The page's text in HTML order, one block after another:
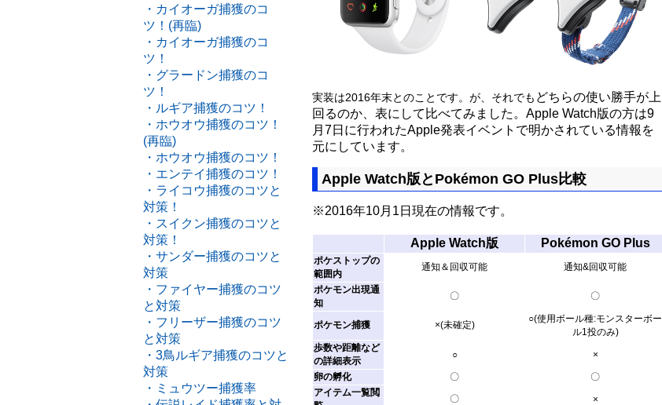
実装は2016年末とのことです。が、それでも どちらの使い勝手が上
回るのか、表にして比べてみました。Apple Watch版の方は9
月7日に行われたApple発表イベントで明かされている情報を
元にしています。
Apple Watch版とPokémon GO Plus比較
※2016年10月1日現在の情報です。
Apple Watch版 Pokémon GO Plus
ポケストップの
範囲内
通知＆回収可能 通知&回収可能
ポケモン出現通
知
〇 〇
ポケモン捕獲 ×(未確定)
○(使用ボール種:モンスターボー
ル1投のみ)
歩数や距離など
の詳細表示
○
×
卵の孵化
〇
〇
アイテム一覧閲
〇
×
・カイオーガ捕獲のコ
ツ！(再臨)
・カイオーガ捕獲のコ
ツ！
・グラードン捕獲のコ
ツ！
・ルギア捕獲のコツ！
・ホウオウ捕獲のコツ！
(再臨)
・ホウオウ捕獲のコツ！
・エンテイ捕獲のコツ！
・ライコウ捕獲のコツと
対策！
・スイクン捕獲のコツと
対策！
・サンダー捕獲のコツと
対策
・ファイヤー捕獲のコツ
と対策
・フリーザー捕獲のコツ
と対策
・3鳥ルギア捕獲のコツと
対策
・ミュウツー捕獲率